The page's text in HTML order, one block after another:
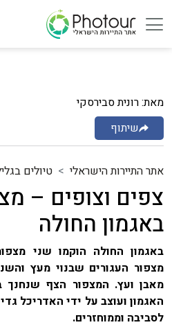
מאת: רונית סבירסקי
שיתוף
אתר התיירות הישראלי טיולים
צפים וצופים –
באגמון החולה
באגמון החולה הוקמו שני
מצפור העגורים שבנוי מעץ
מאבן ועץ. המצפור הצף שנחנך
האגמון ועוצב על ידי האדריכל
לסביבה וממוחזרים.